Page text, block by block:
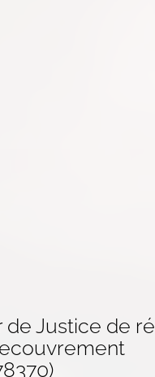
de Justice de